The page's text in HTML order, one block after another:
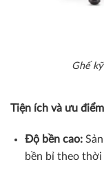
Ghế
Tiện ích và ưu điểm
Độ bền cao:
bền bỉ theo thời